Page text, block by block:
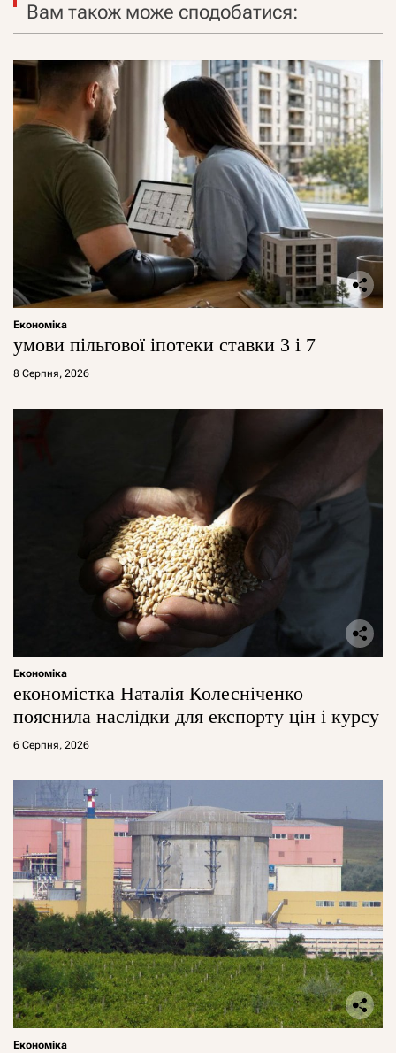
Вам також може сподобатися:
Економіка
умови пільгової іпотеки ставки 3 і 7
8 Серпня, 2026
Економіка
економістка Наталія Колесніченко
пояснила наслідки для експорту цін і курсу
6 Серпня, 2026
Економіка